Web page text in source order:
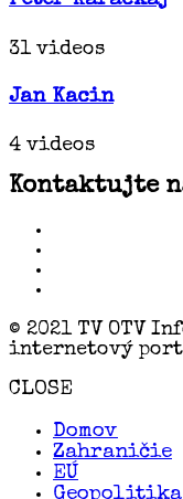
31 videos
Jan Kacin
4 videos
Kontaktujte
© 2021 TV OTV
internetový
CLOSE
Domov
Zahraničie
EÚ
Geopolitika